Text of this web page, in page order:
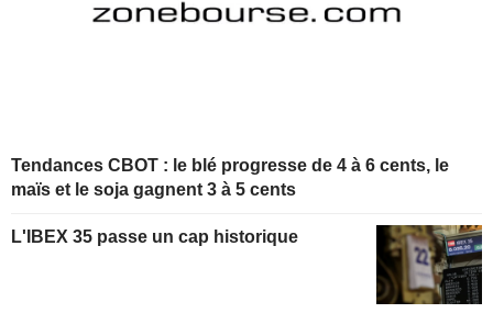
Tendances CBOT : le blé progresse de 4 à 6 cents, le
maïs et le soja gagnent 3 à 5 cents
L'IBEX 35 passe un cap historique